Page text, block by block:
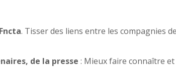
. Tisser des liens entre les compagnies
de la presse : Mieux faire connaître